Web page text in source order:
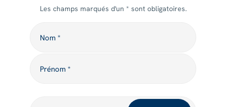
Les champs marqués d'un * sont obligatoires.
Nom *
Prénom *